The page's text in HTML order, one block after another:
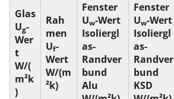
Glas
Ug-
Wer
t
W/(
m²k
)
Rah
men
Uf-
Wert
W/(m
²k)
Fenster
Uw-Wert
Isoliergl
as-
Randver
bund
Alu
Fenster
Uw-Wert
Isoliergl
as-
Randver
bund
KSD